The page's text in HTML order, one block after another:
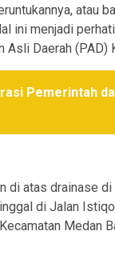
atau
ini menjadi
Asli Daerah (PAD)
Pemerintah
di atas drainase di
di Jalan
Medan